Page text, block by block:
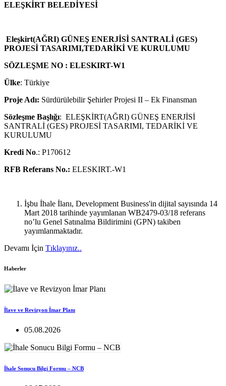
ELEŞKİRT BELEDİYESİ
Eleşkirt(AĞRI) GÜNEŞ ENERJİSİ SANTRALİ (GES)
PROJESİ TASARIMI,TEDARİKİ VE KURULUMU
SÖZLEŞME NO : ELESKIRT-W1
Ülke: Türkiye
Proje Adı: Sürdürülebilir Şehirler Projesi II – Ek Finansman
Sözleşme Başlığı: ELEŞKİRT(AĞRI) GÜNEŞ ENERJİSİ
SANTRALİ (GES) PROJESİ TASARIMI, TEDARİKİ VE
KURULUMU
Kredi No.: P170612
RFB Referans No.: ELESKIRT.-W1
İşbu İhale İlanı, Development Business'in dijital sayısında 14
Mart 2018 tarihinde yayımlanan WB2479-03/18 referans
no’lu Genel Satınalma Bildirimini (GPN) takiben
yayımlanmaktadır.
Devamı İçin Tıklayınız..
Haberler
İlave ve Revizyon İmar Planı
05.08.2026
İhale Sonucu Bilgi Formu – NCB